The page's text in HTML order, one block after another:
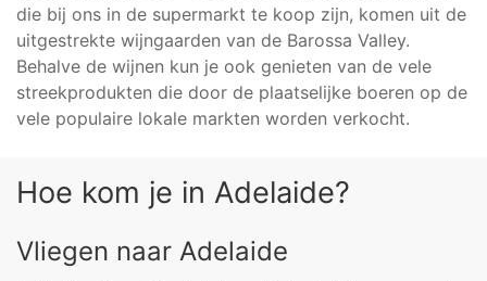
die bij ons in de supermarkt te koop zijn, komen uit de
uitgestrekte wijngaarden van de Barossa Valley.
Behalve de wijnen kun je ook genieten van de vele
streekprodukten die door de plaatselijke boeren op de
vele populaire lokale markten worden verkocht.
Hoe kom je in Adelaide?
Vliegen naar Adelaide